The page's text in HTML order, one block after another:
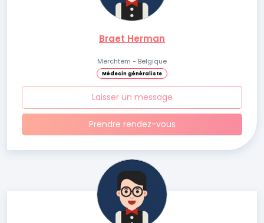
Braet Herman
Merchtem - Belgique
Médecin généraliste
Laisser un message
Prendre rendez-vous